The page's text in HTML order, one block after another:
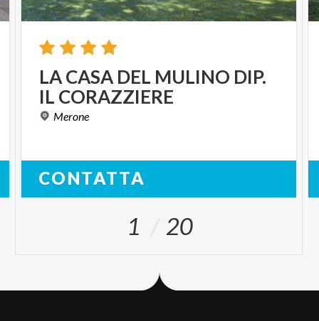
LACASA DEL MULINO DIP.
IL CORAZZIERE
Merone
CONTATTA
1 20